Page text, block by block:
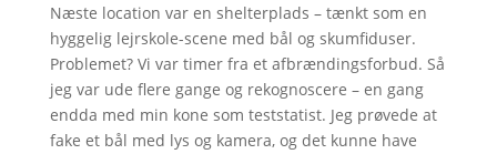
Næste location var en shelterplads – tænkt som en
hyggelig lejrskole-scene med bål og skumfiduser.
Problemet? Vi var timer fra et afbrændingsforbud. Så
jeg var ude flere gange og rekognoscere – en gang
endda med min kone som teststatist. Jeg prøvede at
fake et bål med lys og kamera, og det kunne have